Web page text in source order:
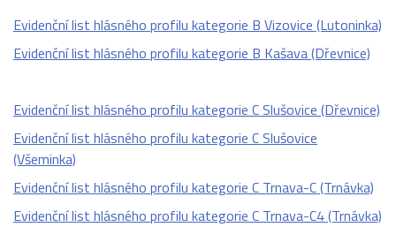
Evidenční list hlásného profilu kategorie B Vizovice (Lutoninka)
Evidenční list hlásného profilu kategorie B Kašava (Dřevnice)
Evidenční list hlásného profilu kategorie C Slušovice (Dřevnice)
Evidenční list hlásného profilu kategorie C Slušovice
(Všeminka)
Evidenční list hlásného profilu kategorie C Trnava-C (Trnávka)
Evidenční list hlásného profilu kategorie C Trnava-C4 (Trnávka)